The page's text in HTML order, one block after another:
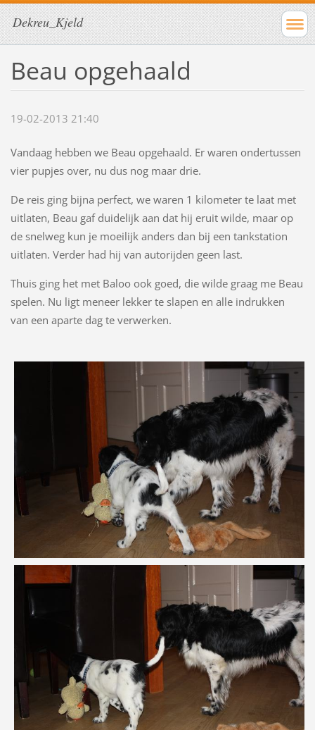
Dekreu_Kjeld
Beau opgehaald
19-02-2013 21:40
Vandaag hebben we Beau opgehaald. Er waren ondertussen
vier pupjes over, nu dus nog maar drie.
De reis ging bijna perfect, we waren 1 kilometer te laat met
uitlaten, Beau gaf duidelijk aan dat hij eruit wilde, maar op
de snelweg kun je moeilijk anders dan bij een tankstation
uitlaten. Verder had hij van autorijden geen last.
Thuis ging het met Baloo ook goed, die wilde graag me Beau
spelen. Nu ligt meneer lekker te slapen en alle indrukken
van een aparte dag te verwerken.